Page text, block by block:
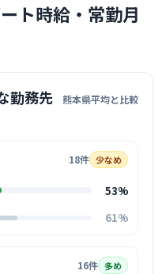
ト時給・常勤月
勤務先
熊本県平均と比較
18件 少なめ
53%
61%
16件 多め